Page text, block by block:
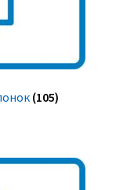
(105)